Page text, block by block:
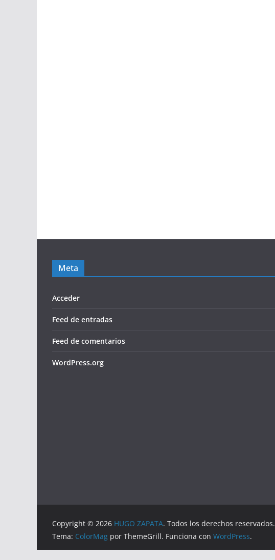
Meta
Acceder
Feed de entradas
Feed de comentarios
WordPress.org
Copyright © 2026 HUGO ZAPATA. Todos los derechos reservados.
Tema: ColorMag por ThemeGrill. Funciona con WordPress.